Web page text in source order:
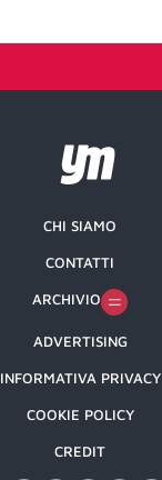
CHI SIAMO
CONTATTI
ARCHIVIO
ADVERTISING
INFORMATIVA PRIVACY
COOKIE POLICY
CREDIT